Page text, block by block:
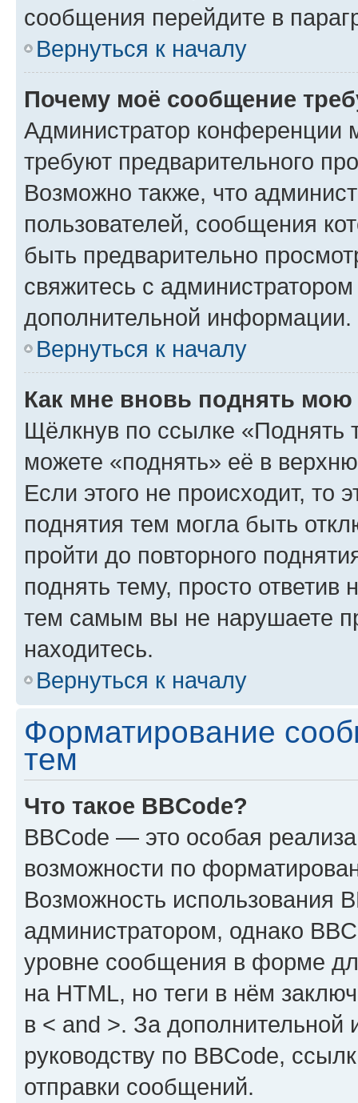
сообщения перейдите в
Вернуться к началу
Почему моё сообщение
Администратор конференции
требуют предварительного
Возможно также, что
пользователей, сообщения
быть предварительно
свяжитесь с
дополнительной информации.
Вернуться к началу
Как мне вновь поднять мою
Щёлкнув по ссылке «Поднять
можете «поднять» её в
Если этого не происходит, то
поднятия тем могла быть
пройти до повторного
поднять тему, просто ответив
тем самым вы не нарушаете
находитесь.
Вернуться к началу
Форматирование
тем
Что такое BBCode?
BBCode — это особая
возможности по
Возможность использования
администратором, однако
уровне сообщения в форме
на HTML, но теги в нём
в < and >. За
руководству по BBCode,
отправки сообщений.